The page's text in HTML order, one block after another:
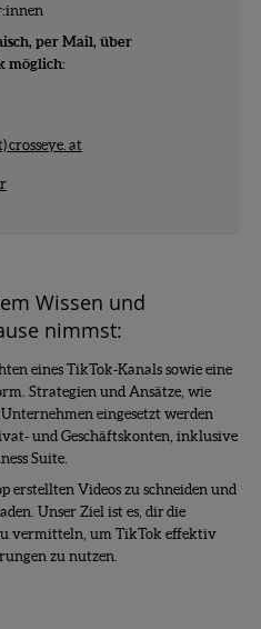
per Mail, über
möglich:
crosseye. at
Wissen und
nimmst:
eines TikTok-Kanals sowie eine
Strategien und Ansätze, wie
eingesetzt werden
und Geschäftskonten, inklusive
Suite.
Videos zu schneiden und
Unser Ziel ist es, dir die
vermitteln, um TikTok effektiv
zu nutzen.